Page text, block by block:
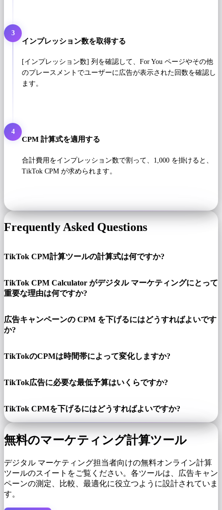
3
インプレッション数を取得する
[インプレッション数] 列を確認して、For You ページやその他
のプレースメントでユーザーに広告が表示された回数を確認し
ます。
4
CPM 計算式を適用する
合計費用をインプレッション数で割って、1,000 を掛けると、
TikTok CPM が求められます。
Frequently Asked Questions
TikTok CPM計算ツールの計算式は何ですか?
TikTok CPM Calculator がデジタル マーケティングにとって
重要な理由は何ですか?
広告キャンペーンの CPM を下げるにはどうすればよいです
か?
TikTokのCPMは時間帯によって変化しますか?
TikTok広告に必要な最低予算はいくらですか?
TikTok CPMを下げるにはどうすればよいですか?
無料のマーケティング計算ツール
デジタル マーケティング担当者向けの無料オンライン計算
ツールのスイートをご覧ください。各ツールは、広告キャン
ペーンの測定、比較、最適化に役立つように設計されていま
す。